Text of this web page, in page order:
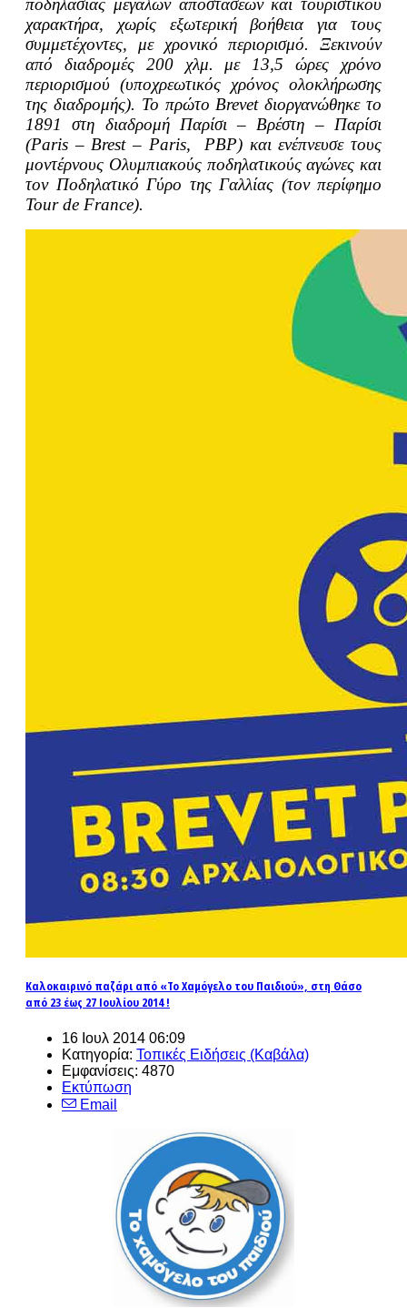
ποδηλασίας μεγάλων αποστάσεων και τουριστικού
χαρακτήρα, χωρίς εξωτερική βοήθεια για τους
συμμετέχοντες, με χρονικό περιορισμό. Ξεκινούν
από διαδρομές 200 χλμ. με 13,5 ώρες χρόνο
περιορισμού (υποχρεωτικός χρόνος ολοκλήρωσης
της διαδρομής). Το πρώτο Βrevet διοργανώθηκε το
1891 στη διαδρομή Παρίσι – Βρέστη – Παρίσι
(Paris – Brest – Paris, PBP) και ενέπνευσε τους
μοντέρνους Ολυμπιακούς ποδηλατικούς αγώνες και
τον Ποδηλατικό Γύρο της Γαλλίας (τον περίφημο
Tour de France).
Καλοκαιρινό παζάρι από «Το Χαμόγελο του Παιδιού», στη Θάσο
από 23 έως 27 Ιουλίου 2014 !
16 Ιουλ 2014 06:09
Κατηγορία: Τοπικές Ειδήσεις (Καβάλα)
Εμφανίσεις: 4870
Εκτύπωση
Email